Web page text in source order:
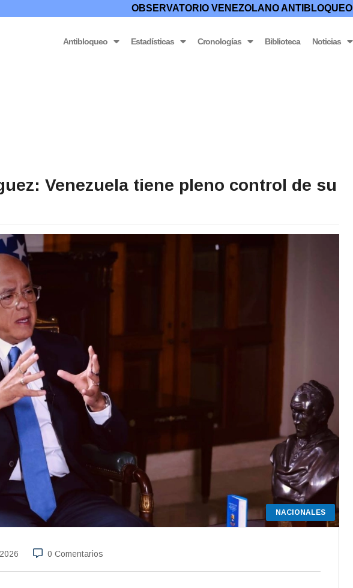
OBSERVATORIO VENEZOLANO ANTIBLOQUEO
Antibloqueo Estadísticas Cronologías Biblioteca Noticias
Venezuela tiene pleno control de su
NACIONALES
0 Comentarios